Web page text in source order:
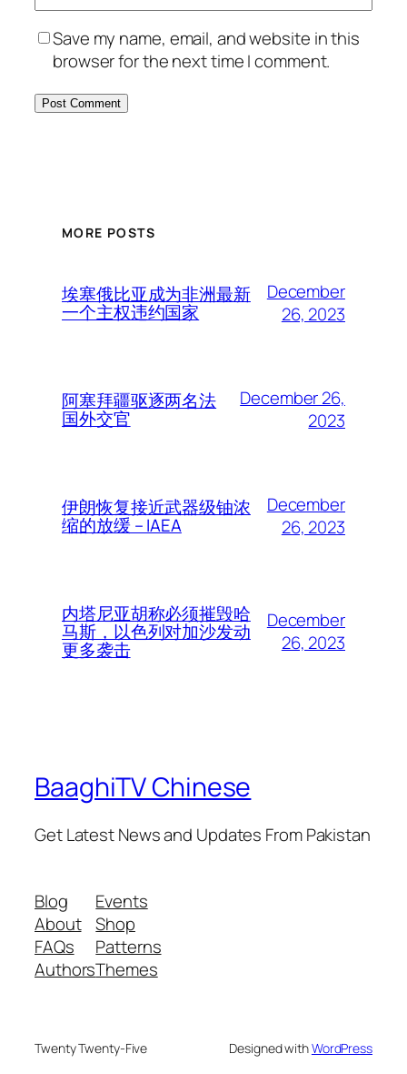
Save my name, email, and website in this
browser for the next time I comment.
MORE POSTS
埃塞俄比亚成为非洲最新
一个主权违约国家
December
26, 2023
阿塞拜疆驱逐两名法
国外交官
December 26,
2023
伊朗恢复接近武器级铀浓
缩的放缓 – IAEA
December
26, 2023
内塔尼亚胡称必须摧毁哈
马斯，以色列对加沙发动
更多袭击
December
26, 2023
BaaghiTV Chinese
Get Latest News and Updates From Pakistan
Blog
About
FAQs
Authors
Events
Shop
Patterns
Themes
Twenty Twenty-Five Designed withWordPress